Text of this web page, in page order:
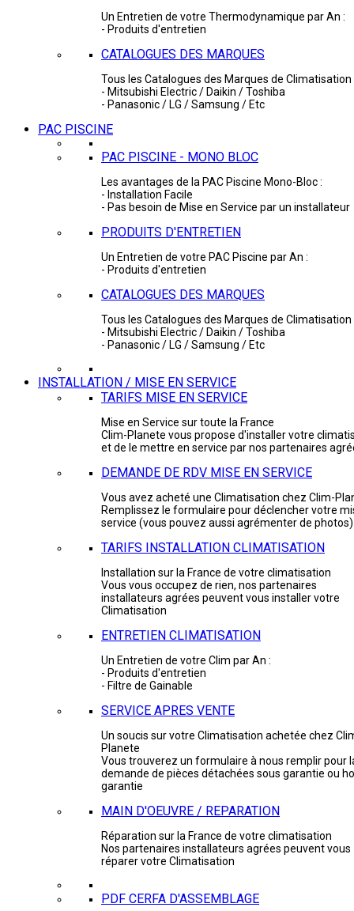
Un Entretien de votre Thermodynamique par An :
- Produits d'entretien
CATALOGUES DES MARQUES
Tous les Catalogues des Marques de Climatisation
- Mitsubishi Electric / Daikin / Toshiba
- Panasonic / LG / Samsung / Etc
PAC PISCINE
PAC PISCINE - MONO BLOC
Les avantages de la PAC Piscine Mono-Bloc :
- Installation Facile
- Pas besoin de Mise en Service par un installateur
PRODUITS D'ENTRETIEN
Un Entretien de votre PAC Piscine par An :
- Produits d'entretien
CATALOGUES DES MARQUES
Tous les Catalogues des Marques de Climatisation
- Mitsubishi Electric / Daikin / Toshiba
- Panasonic / LG / Samsung / Etc
INSTALLATION / MISE EN SERVICE
TARIFS MISE EN SERVICE
Mise en Service sur toute la France
Clim-Planete vous propose d'installer votre
et de le mettre en service par nos partenaires
DEMANDE DE RDV MISE EN SERVICE
Vous avez acheté une Climatisation chez Clim-
Remplissez le formulaire pour déclencher votre
service (vous pouvez aussi agrémenter de photos)
TARIFS INSTALLATION CLIMATISATION
Installation sur la France de votre climatisation
Vous vous occupez de rien, nos partenaires
installateurs agrées peuvent vous installer votre
Climatisation
ENTRETIEN CLIMATISATION
Un Entretien de votre Clim par An :
- Produits d'entretien
- Filtre de Gainable
SERVICE APRES VENTE
Un soucis sur votre Climatisation achetée chez
Planete
Vous trouverez un formulaire à nous remplir pour
demande de pièces détachées sous garantie ou
garantie
MAIN D'OEUVRE / REPARATION
Réparation sur la France de votre climatisation
Nos partenaires installateurs agrées peuvent vous
réparer votre Climatisation
PDF CERFA D'ASSEMBLAGE